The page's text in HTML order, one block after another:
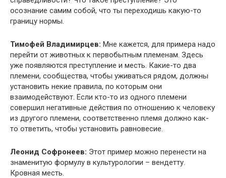
осознание самим собой, что ты переходишь какую-то
границу нормы.
Тимофей Владимирцев: Мне кажется, для примера надо
перейти от животных к первобытным племенам. Здесь
уже появляются преступление и месть. Какие-то два
племени, сообщества, чтобы уживаться рядом, должны
установить некие правила, по которым они
взаимодействуют. Если кто-то из одного племени
совершил негативные действия по отношению к человеку
из другого племени, соответственно племя должно как-
то ответить, чтобы установить равновесие.
Леонид Софронеев: Этот пример можно перенести на
знаменитую формулу в культурологии – вендетту.
Кровная месть.